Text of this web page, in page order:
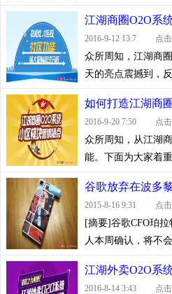
江湖商圈O2O系
2016-9-12 13:7 点
众所周知，江湖商
天的亮点震撼到，
如何打造江湖商
2016-9-20 7:50 点
众所周知，从江湖
能。下面为大家着
谷歌放弃在波多
2015-8-16 9:31 点
[摘要]谷歌CFO珀
人本周确认，将不
江湖外卖O2O系
2016-8-14 3:43 点